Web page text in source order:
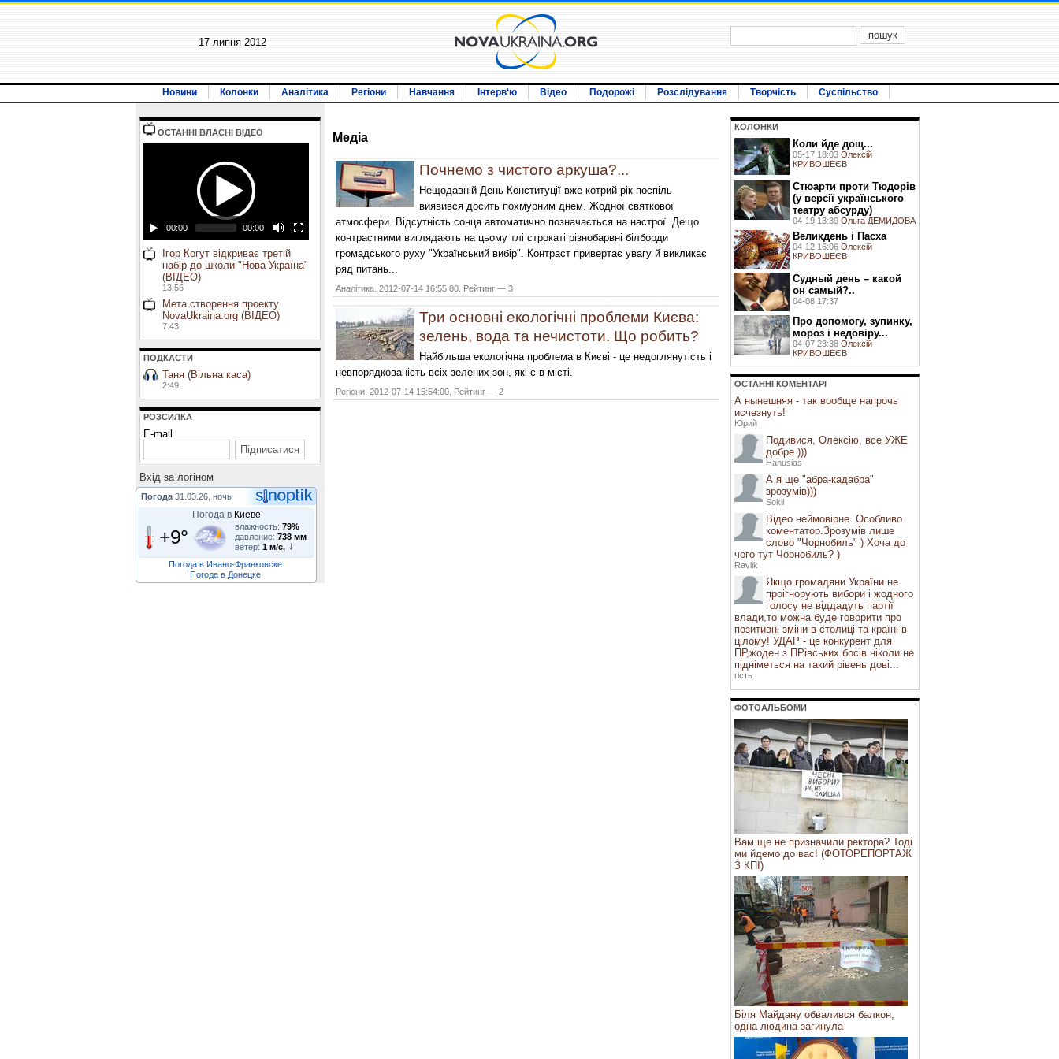
17 липня 2012
Новини Колонки Аналітика Регіони Навчання Інтерв‘ю Відео Подорожі Розслідування Творчість Суспільство
ОСТАННI ВЛАСНI ВIДЕО
00:00 00:00
Ігор Когут відкриває третій
набір до школи "Нова Україна"
(ВІДЕО)
13:56
Мета створення проекту
NovaUkraina.org (ВІДЕО)
7:43
ПОДКАСТИ
Таня (Вільна каса)
2:49
РОЗСИЛКА
E-mail
Вхiд за логiном
Погода 31.03.26, ночь
Погода в Киеве
+9° влажность: 79%
давление: 738 мм
ветер: 1 м/с,
Погода в Ивано-Франковске
Погода в Донецке
Медiа
Почнемо з чистого аркуша?...
Нещодавній День Конституції вже котрий рік поспіль
виявився досить похмурним днем. Жодної святкової
атмосфери. Відсутність сонця автоматично позначається на настрої. Дещо
контрастними виглядають на цьому тлі строкаті різнобарвні білборди
громадського руху "Український вибір". Контраст привертає увагу й викликає
ряд питань...
Аналітика. 2012-07-14 16:55:00. Рейтинг — 3
Три основні екологічні проблеми Києва:
зелень, вода та нечистоти. Що робить?
Найбільша екологічна проблема в Києві - це недоглянутість і
невпорядкованість всіх зелених зон, які є в місті.
Регіони. 2012-07-14 15:54:00. Рейтинг — 2
КОЛОНКИ
Коли йде дощ...
05-17 18:03 Олексій
КРИВОШЕЄВ
Стюарти проти Тюдорів
(у версії українського
театру абсурду)
04-19 13:39 Ольга ДЕМИДОВА
Великдень і Пасха
04-12 16:06 Олексій
КРИВОШЕЄВ
Судный день – какой
он самый?..
04-08 17:37
Про допомогу, зупинку,
мороз і недовіру...
04-07 23:38 Олексій
КРИВОШЕЄВ
ОСТАННI КОМЕНТАРI
А нынешняя - так вообще напрочь
исчезнуть!
Юрий
Подивися, Олексію, все УЖЕ
добре )))
Hanusias
А я ще "абра-кадабра"
зрозумів)))
Sokil
Відео неймовірне. Особливо
коментатор.Зрозумів лише
слово "Чорнобиль" ) Хоча до
чого тут Чорнобиль? )
Ravlik
Якщо громадяни України не
проігнорують вибори і жодного
голосу не віддадуть партії
влади,то можна буде говорити про
позитивні зміни в столиці та країні в
цілому! УДАР - це конкурент для
ПР,жоден з ПРівських босів ніколи не
підніметься на такий рівень дові...
гість
ФОТОАЛЬБОМИ
Вам ще не призначили ректора? Тоді
ми йдемо до вас! (ФОТОРЕПОРТАЖ
З КПІ)
Біля Майдану обвалився балкон,
одна людина загинула